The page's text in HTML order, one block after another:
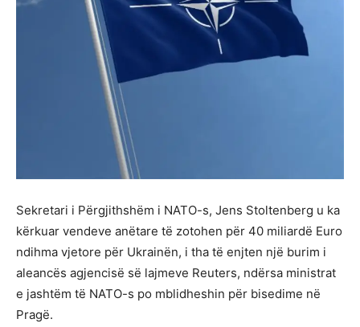
Sekretari i Përgjithshëm i NATO-s, Jens Stoltenberg u ka
kërkuar vendeve anëtare të zotohen për 40 miliardë Euro
ndihma vjetore për Ukrainën, i tha të enjten një burim i
aleancës agjencisë së lajmeve Reuters, ndërsa ministrat
e jashtëm të NATO-s po mblidheshin për bisedime në
Pragë.